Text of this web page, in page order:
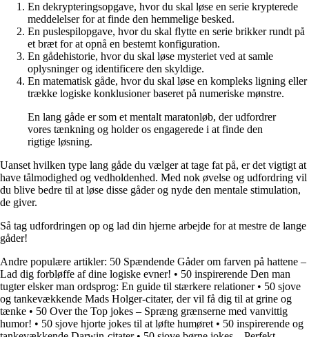
En dekrypteringsopgave, hvor du skal løse en serie krypterede
meddelelser for at finde den hemmelige besked.
En puslespilopgave, hvor du skal flytte en serie brikker rundt på
et bræt for at opnå en bestemt konfiguration.
En gådehistorie, hvor du skal løse mysteriet ved at samle
oplysninger og identificere den skyldige.
En matematisk gåde, hvor du skal løse en kompleks ligning eller
trække logiske konklusioner baseret på numeriske mønstre.
En lang gåde er som et mentalt maratonløb, der udfordrer
vores tænkning og holder os engagerede i at finde den
rigtige løsning.
Uanset hvilken type lang gåde du vælger at tage fat på, er det vigtigt at
have tålmodighed og vedholdenhed. Med nok øvelse og udfordring vil
du blive bedre til at løse disse gåder og nyde den mentale stimulation,
de giver.
Så tag udfordringen op og lad din hjerne arbejde for at mestre de lange
gåder!
Andre populære artikler: 50 Spændende Gåder om farven på hattene –
Lad dig forbløffe af dine logiske evner! • 50 inspirerende Den man
tugter elsker man ordsprog: En guide til stærkere relationer• 50 sjove
og tankevækkende Mads Holger-citater, der vil få dig til at grine og
tænke • 50 Over the Top jokes – Spræng grænserne med vanvittig
humor! • 50 sjove hjorte jokes til at løfte humøret• 50 inspirerende og